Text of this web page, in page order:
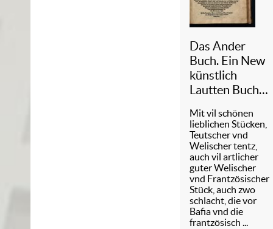
Das Ander
Buch. Ein New
künstlich
Lautten Buch,
anfahenden
Schuler ...
Mit vil schönen
lieblichen Stücken,
Teutscher vnd
Welischer tentz,
auch vil artlicher
guter Welischer
vnd Frantzösischer
Stück, auch zwo
schlacht, die vor
Bafia vnd die
frantzösisch ...